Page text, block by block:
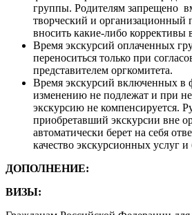
группы. Родителям запрещено
творческий и организационный
вносить какие-либо коррективы
Время экскурсий оплаченных
переноситься только при
представителем оргкомитета.
Время экскурсий включенных в
изменению не подлежат и при
экскурсию не компенсируется.
приобретавший экскурсии вне
автоматически берет на себя
качество экскурсионных услуг
ДОПОЛНЕНИЕ:
ВИЗЫ: